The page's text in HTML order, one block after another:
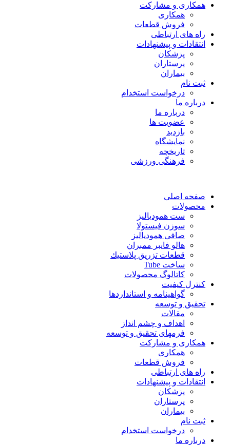
همکاری و مشارکت
همکاری
فروش قطعات
راه های ارتباطی
انتقادات و پيشنهادات
پزشكان
پرستاران
بيماران
ثبت نام
درخواست استخدام
درباره ما
درباره ما
عضویت ها
بازدید
نمایشگاه
تاريخچه
فرهنگی ورزشی
صفحه اصلی
محصولات
ست همودیالیز
سوزن فیستولا
صافی همودیالیز
هالو فایبر ممبران
قطعات تزريق پلاستيك
ساخت Tube
کاتالوگ محصولات
کنترل کیفیت
گواهينامه و استانداردها
تحقيق و توسعه
مقالات
اهداف و چشم انداز
فرمهای تحقیق و توسعه
همکاری و مشارکت
همکاری
فروش قطعات
راه های ارتباطی
انتقادات و پيشنهادات
پزشكان
پرستاران
بيماران
ثبت نام
درخواست استخدام
درباره ما